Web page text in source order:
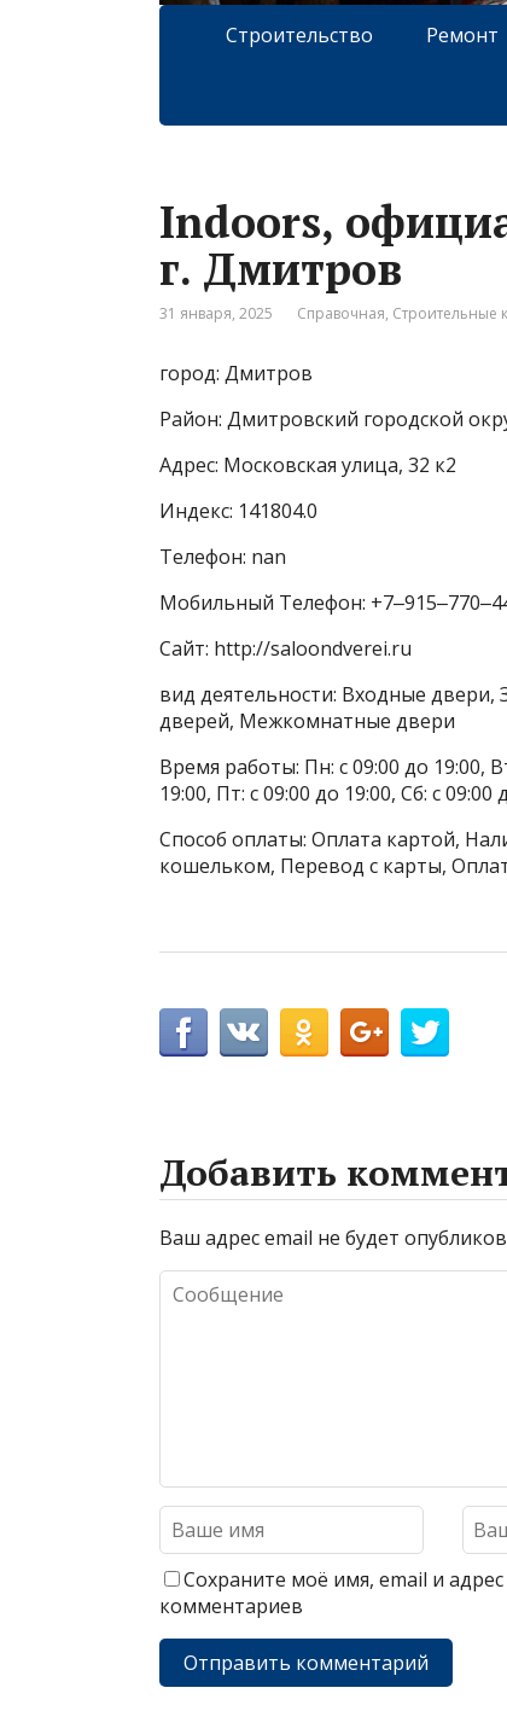
Строительство Ремонт
Indoors,
г. Дмитров
31 января, 2025 Справочная, Строительные
город: Дмитров
Район: Дмитровский городской
Адрес: Московская улица, 32 к2
Индекс: 141804.0
Телефон: nan
Мобильный Телефон:
Сайт: http://saloondverei.ru
вид деятельности: Входные
дверей, Межкомнатные двери
Время работы: Пн: с 09:00 до 19:00,
19:00, Пт: с 09:00 до 19:00, Сб: с 09:00
Способ оплаты: Оплата картой,
кошельком, Перевод с карты,
Добавить
Ваш адрес email не будет
Сохраните моё имя, email и
комментариев